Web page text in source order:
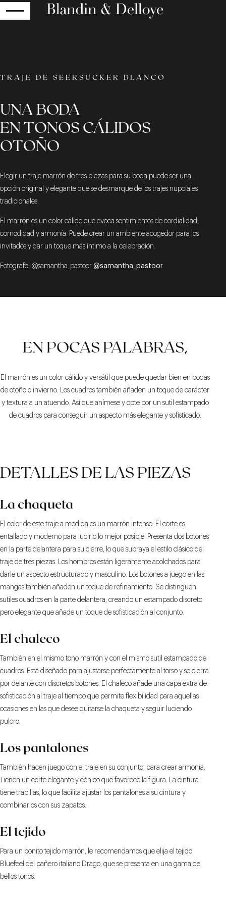
TRAJE DE SEERSUCKER BLANCO
UNA BODA
EN TONOS CÁLIDOS
OTOÑO
Elegir un traje marrón de tres piezas para su boda puede ser una
opción original y elegante que se desmarque de los trajes nupciales
tradicionales.
El marrón es un color cálido que evoca sentimientos de cordialidad,
comodidad y armonía. Puede crear un ambiente acogedor para los
invitados y dar un toque más íntimo a la celebración.
Fotógrafo: @samantha_pastoor @samantha_pastoor
EN POCAS PALABRAS,
El marrón es un color cálido y versátil que puede quedar bien en bodas
de otoño o invierno. Los cuadros también añaden un toque de carácter
y textura a un atuendo. Así que anímese y opte por un sutil estampado
de cuadros para conseguir un aspecto más elegante y sofisticado.
DETALLES DE LAS PIEZAS
La chaqueta
El color de este traje a medida es un marrón intenso. El corte es
entallado y moderno para lucirlo lo mejor posible. Presenta dos botones
en la parte delantera para su cierre, lo que subraya el estilo clásico del
traje de tres piezas. Los hombros están ligeramente acolchados para
darle un aspecto estructurado y masculino. Los botones a juego en las
mangas también añaden un toque de refinamiento. Se distinguen
sutiles cuadros en la parte delantera, creando un estampado discreto
pero elegante que añade un toque de sofisticación al conjunto.
El chaleco
También en el mismo tono marrón y con el mismo sutil estampado de
cuadros. Está diseñado para ajustarse perfectamente al torso y se cierra
por delante con discretos botones. El chaleco añade una capa extra de
sofisticación al traje al tiempo que permite flexibilidad para aquellas
ocasiones en las que desee quitarse la chaqueta y seguir luciendo
pulcro.
Los pantalones
También hacen juego con el traje en su conjunto, para crear armonía.
Tienen un corte elegante y cónico que favorece la figura. La cintura
tiene trabillas, lo que facilita ajustar los pantalones a su cintura y
combinarlos con sus zapatos.
El tejido
Para un bonito tejido marrón, le recomendamos que elija el tejido
Bluefeel del pañero italiano Drago, que se presenta en una gama de
bellos tonos.